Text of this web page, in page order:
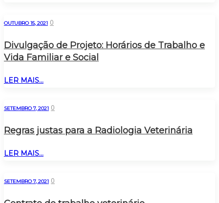
OUTUBRO 15, 2021 0
Divulgação de Projeto: Horários de Trabalho e
Vida Familiar e Social
LER MAIS...
SETEMBRO 7, 2021 0
Regras justas para a Radiologia Veterinária
LER MAIS...
SETEMBRO 7, 2021 0